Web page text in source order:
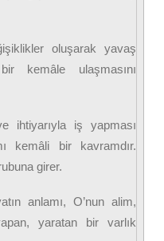
oluşarak yavaş
kemâle ulaşmasını
ihtiyarıyla iş yapması
kemâli bir kavramdır.
girer.
anlamı, O’nun alim,
yaratan bir varlık